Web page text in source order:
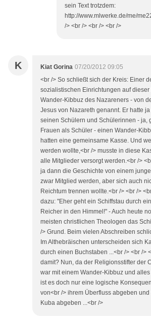
sein Text trotzdem:
http://www.mlwerke.de/me/
/> <br /> <br /> <br />
K Kiat Gorina 07/20/2012 09:05
<br /> So schließt sich der Kreis: Einer
sozialistischen Einrichtungen auf dieser
Wander-Kibbuz des Nazareners - von
Jesus von Nazareth genannt. Er hatte
seinen Schülern und Schülerinnen - ja,
Frauen als Schüler - einen Wander-
hatten eine gemeinsame Kasse. Und
werden wollte,<br /> musste in diese
alle Mitglieder versorgt werden.<br />
ja dann die Geschichte von einem
zwar Mitglied werden, aber sich auch
Reichtum trennen wollte.<br /> <br />
dazu: "Eher geht ein Schiffstau durch
Reicher in den Himmel!" - Auch heute
meisten christlichen Theologen das
/> Grund. Beim vielen Abschreiben
Im Althebräischen unterscheiden sich
durch einen Buchstaben ...<br /> <br />
damit? Nun, da der Religionsstifter der
war mit einem Wander-Kibbuz und
ist es doch nur eine logische
von<br /> ihrem Überfluss abgeben
Kuba abgeben ...<br />